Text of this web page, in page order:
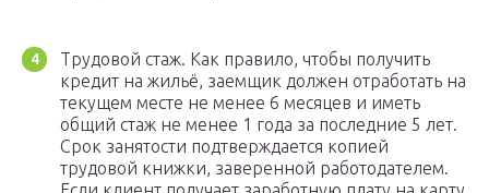
Трудовой стаж. Как правило, чтобы получить
кредит на жильё, заемщик должен отработать на
текущем месте не менее 6 месяцев и иметь
общий стаж не менее 1 года за последние 5 лет.
Срок занятости подтверждается копией
трудовой книжки, заверенной работодателем.